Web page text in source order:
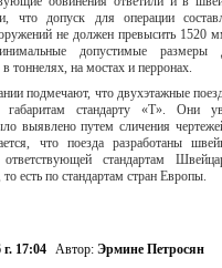
что допуск для операции
не должен превысить
допустимые
тоннелях, на мостах и перронах.
подмечают, что двухэтажные
стандарту «Т». Они
выявлено путем сличения
что поезда разработаны
ответствующей стандартам
есть по стандартам стран Европы.
17:04 Автор: Эрмине Петросян